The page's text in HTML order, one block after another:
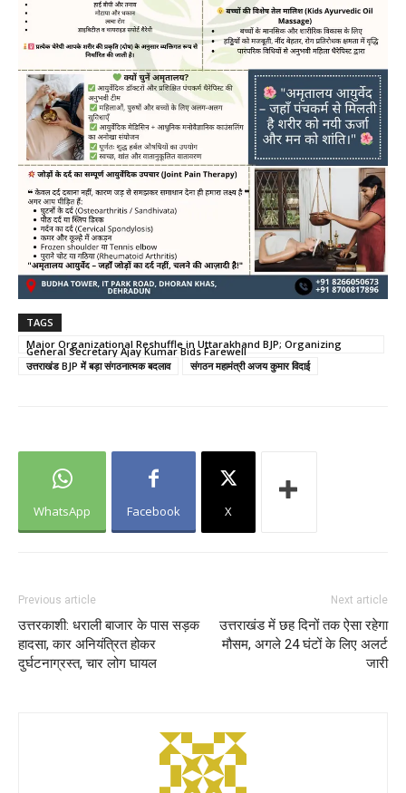
TAGS
Major Organizational Reshuffle in Uttarakhand BJP; Organizing
General Secretary Ajay Kumar Bids Farewell
उत्तराखंड BJP में बड़ा संगठनात्मक बदलाव
संगठन महामंत्री अजय कुमार विदाई
WhatsApp Facebook X
Previous article
उत्तरकाशी: धराली बाजार के पास सड़क
हादसा, कार अनियंत्रित होकर
दुर्घटनाग्रस्त, चार लोग घायल
Next article
उत्तराखंड में छह दिनों तक ऐसा रहेगा
मौसम, अगले 24 घंटों के लिए अलर्ट
जारी